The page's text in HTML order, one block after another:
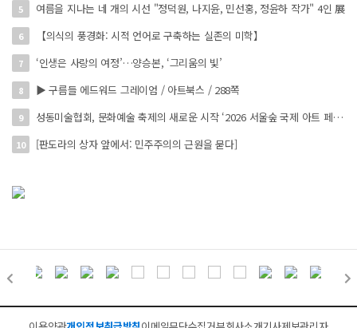
5 여름을 지나는 네 개의 시선 "정덕원, 나지윤, 민선홍, 정윤하 작가" 4인 展
6 【의식의 풍경화: 시적 언어로 구축하는 실존의 미학】
7 ‘인생은 사랑의 여정’…양승본, ‘그리움의 빛’
8 ▶ 구름들 에드워드 그레이엄 / 아트북스 / 288쪽
9 성동미술협회, 문화예술 축제의 새로운 시작 ‘2026 서울숲 국제 아트 페스타’ 개최
10 [판도라의 상자 앞에서: 민주주의의 근원을 묻다]